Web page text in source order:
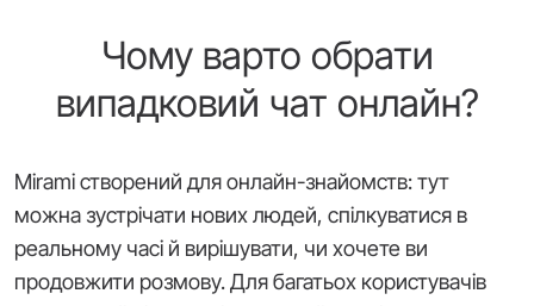
Чому варто обрати
випадковий чат онлайн?
Mirami створений для онлайн-знайомств: тут
можна зустрічати нових людей, спілкуватися в
реальному часі й вирішувати, чи хочете ви
продовжити розмову. Для багатьох користувачів